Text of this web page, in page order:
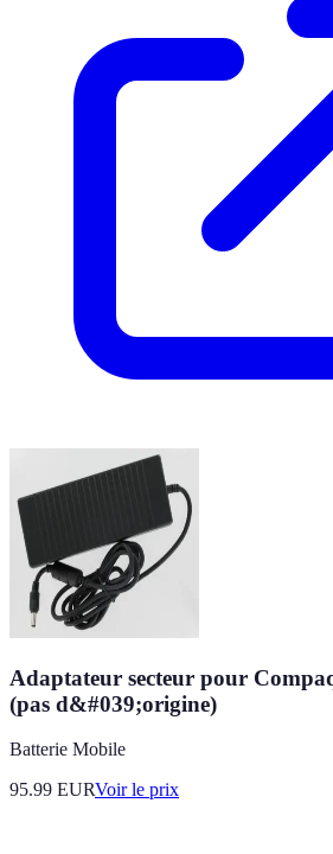
Adaptateur secteur pour
(pas d&#039;origine)
Batterie Mobile
95.99 EURVoir le prix